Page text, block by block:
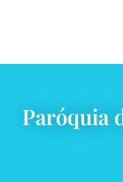
Paróquia